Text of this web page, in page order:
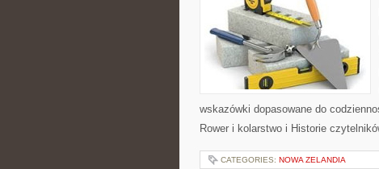
wskazówki dopasowane do
Rower i kolarstwo i Historie
CATEGORIES: NOWA ZELANDIA